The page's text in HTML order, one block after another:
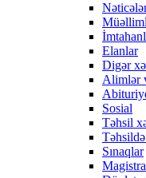
Elanlar
Digər
Alimlər
Sosial
Təhsil
Sınaqlar